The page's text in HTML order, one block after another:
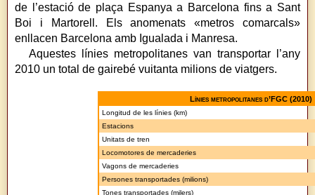
de l’estació de plaça Espanya a Barcelona fins a Sant
Boi i Martorell. Els anomenats «metros comarcals»
enllacen Barcelona amb Igualada i Manresa.
Aquestes línies metropolitanes van transportar l’any
2010 un total de gairebé vuitanta milions de viatgers.
Línies metropolitanes d’FGC (2010)
Longitud de les línies (km)
Estacions
Unitats de tren
Locomotores de mercaderies
Vagons de mercaderies
Persones transportades (milions)
Tones transportades (milers)